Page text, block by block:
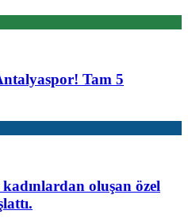
Tam 5
oluşan özel